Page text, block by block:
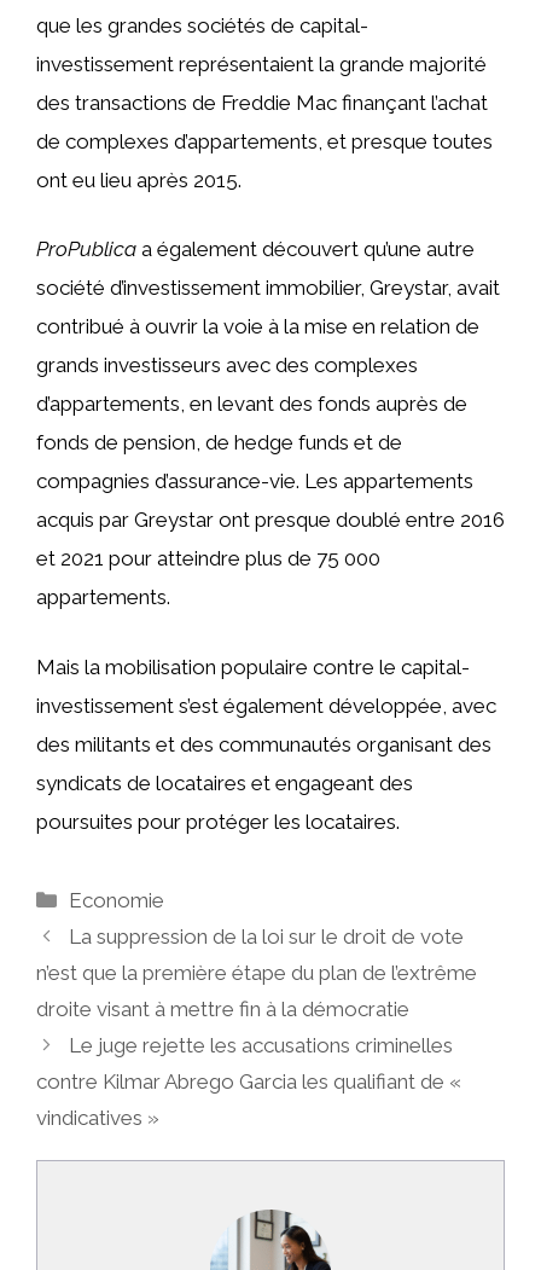
que les grandes sociétés de capital-
investissement représentaient la grande majorité
des transactions de Freddie Mac finançant l’achat
de complexes d’appartements, et presque toutes
ont eu lieu après 2015.
ProPublica a également découvert qu’une autre
société d’investissement immobilier, Greystar, avait
contribué à ouvrir la voie à la mise en relation de
grands investisseurs avec des complexes
d’appartements, en levant des fonds auprès de
fonds de pension, de hedge funds et de
compagnies d’assurance-vie. Les appartements
acquis par Greystar ont presque doublé entre 2016
et 2021 pour atteindre plus de 75 000
appartements.
Mais la mobilisation populaire contre le capital-
investissement s’est également développée, avec
des militants et des communautés organisant des
syndicats de locataires et engageant des
poursuites pour protéger les locataires.
Catégories
Economie
La suppression de la loi sur le droit de vote
n’est que la première étape du plan de l’extrême
droite visant à mettre fin à la démocratie
Le juge rejette les accusations criminelles
contre Kilmar Abrego Garcia les qualifiant de «
vindicatives »